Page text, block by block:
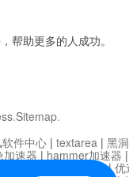
助更多的人成功。
.Sitemap.
件中心 | textarea | 黑
加速器 | hammer加速器
迷雾通|优